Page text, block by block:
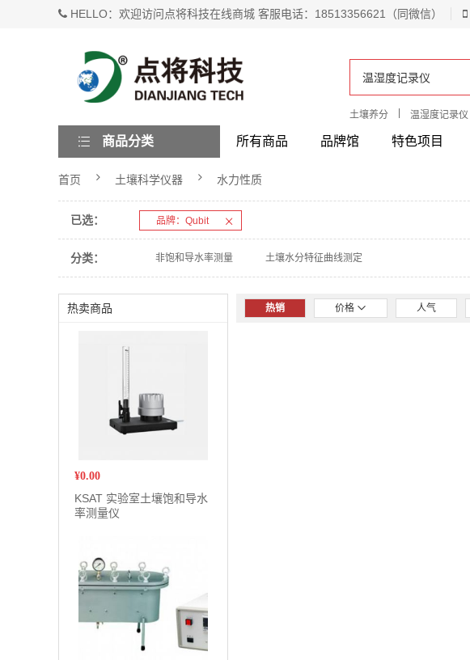
HELLO：欢迎访问点将科技在线商城 客服电话：18513356621（同微信）
土壤养分 温湿度记录仪
所有商品 品牌馆 特色项目
商品分类
首页 土壤科学仪器 水力性质
已选： 品牌：Qubit
分类： 非饱和导水率测量 土壤水分特征曲线测定
热卖商品
¥0.00
KSAT 实验室土壤饱和导水
率测量仪
热销 价格 人气